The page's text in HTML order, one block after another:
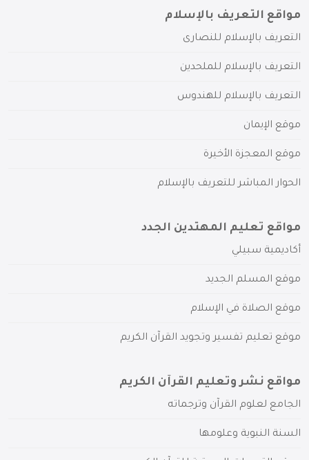
مواقع التعريف بالإسلام
التعريف بالإسلام للنصارى
التعريف بالإسلام للملحدين
التعريف بالإسلام للهندوس
موقع الإيمان
موقع المعجزة الأخيرة
الحوار المباشر للتعريف بالإسلام
مواقع تعليم المهتدين الجدد
أكاديمية سبيلي
موقع المسلم الجديد
موقع الصلاة في الإسلام
موقع تعليم تفسير وتجويد القرآن الكريم
مواقع نشر وتعليم القرآن الكريم
الجامع لعلوم القرآن وترجماته
السنة النبوية وعلومها